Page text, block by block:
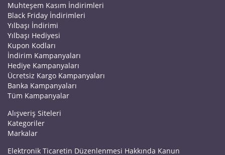
Muhteşem Kasım İndirimleri
Black Friday İndirimleri
Yılbaşı İndirimi
Yılbaşı Hediyesi
Kupon Kodları
İndirim Kampanyaları
Hediye Kampanyaları
Ücretsiz Kargo Kampanyaları
Banka Kampanyaları
Tüm Kampanyalar
Alışveriş Siteleri
Kategoriler
Markalar
Elektronik Ticaretin Düzenlenmesi Hakkında Kanun